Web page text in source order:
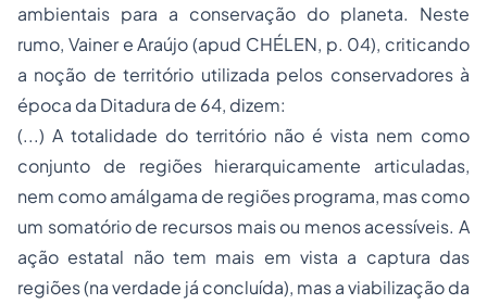
ambientais para a conservação do planeta. Neste
rumo, Vainer e Araújo (apud CHÉLEN, p. 04), criticando
a noção de território utilizada pelos conservadores à
época da Ditadura de 64, dizem:
(...) A totalidade do território não é vista nem como
conjunto de regiões hierarquicamente articuladas,
nem como amálgama de regiões programa, mas como
um somatório de recursos mais ou menos acessíveis. A
ação estatal não tem mais em vista a captura das
regiões (na verdade já concluída), mas a viabilização da